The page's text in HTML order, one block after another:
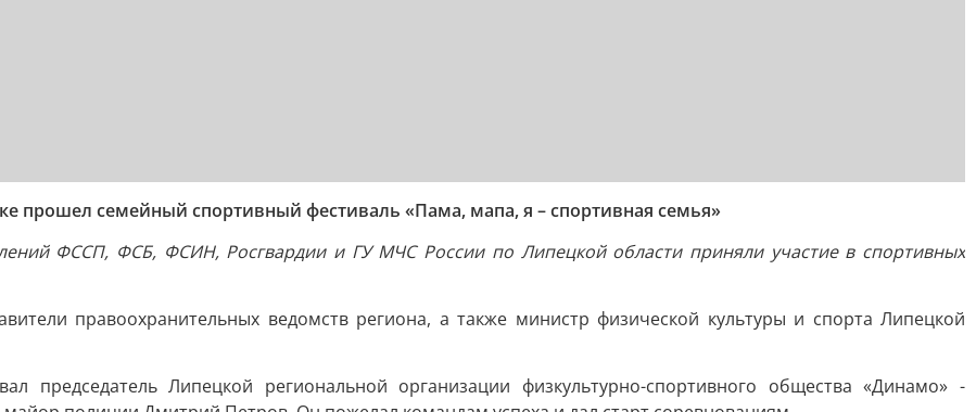
прошел семейный спортивный фестиваль «Пама, мапа, я – спортивная семья»
ФССП, ФСБ, ФСИН, Росгвардии и ГУ МЧС России по Липецкой области приняли участие в спортивных
правоохранительных ведомств региона, а также министр физической культуры и спорта Липецкой
председатель Липецкой региональной организации физкультурно-спортивного общества «Динамо» -